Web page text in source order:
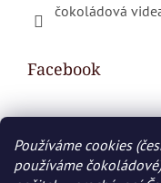
Používáme cookies
používáme
čokoládová
Facebook
Nákupní košík